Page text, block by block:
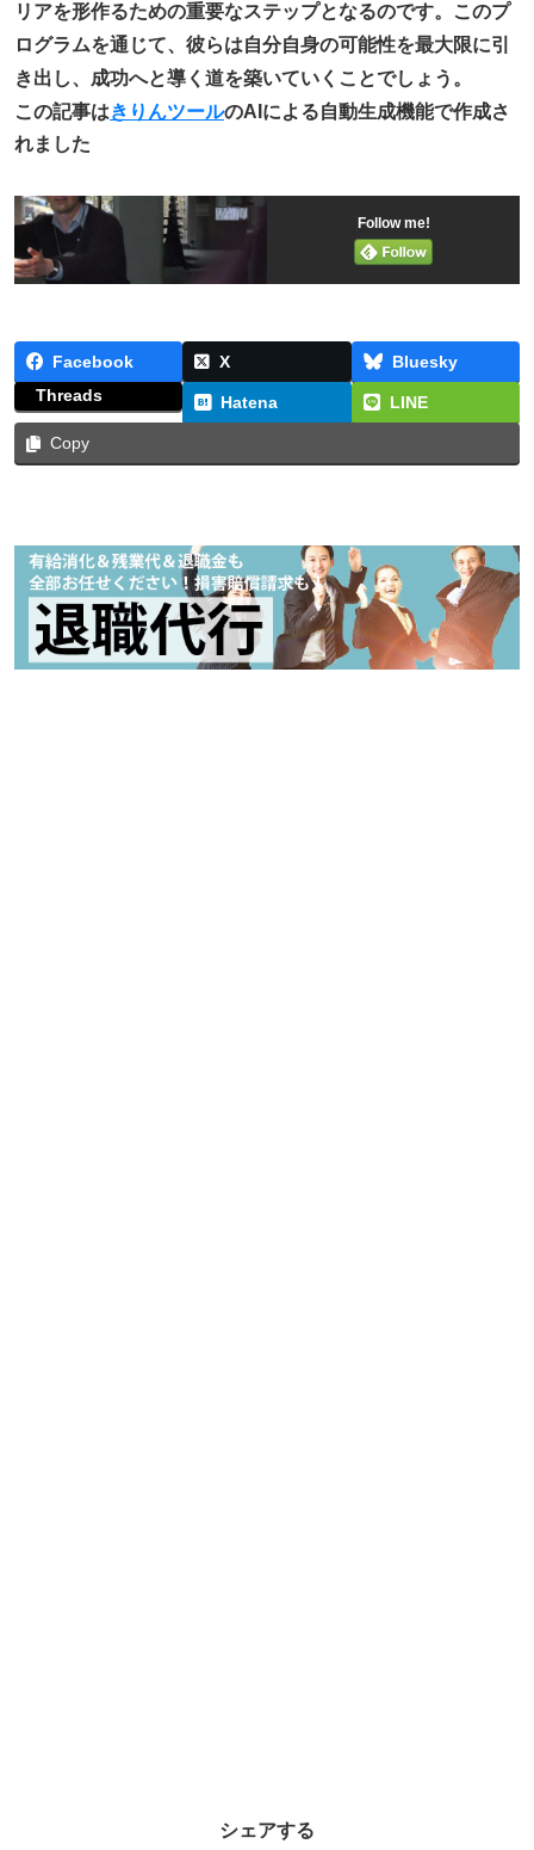
リアを形作るための重要なステップとなるのです。このプ
ログラムを通じて、彼らは自分自身の可能性を最大限に引
き出し、成功へと導く道を築いていくことでしょう。
この記事はきりんツールのAIによる自動生成機能で作成さ
れました
Follow me!
Facebook X
Bluesky
Threads
Hatena LINE
Copy
シェアする